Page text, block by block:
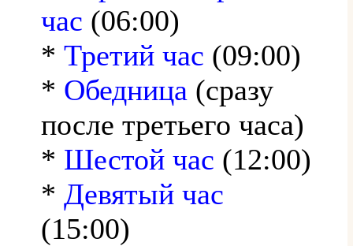
час (06:00)
* Третий час (09:00)
* Обедница (сразу
после третьего часа)
* Шестой час (12:00)
* Девятый час
(15:00)